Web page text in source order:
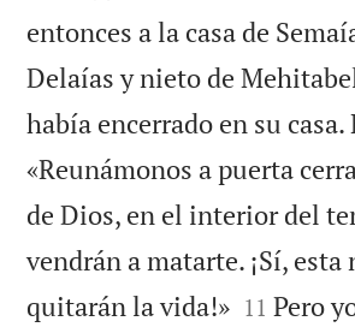
entonces a la casa de
Delaías y nieto de
había encerrado en su
«Reunámonos a puerta
de Dios, en el interior del
vendrán a matarte. ¡Sí, esta
quitarán la vida!»
11 Pero